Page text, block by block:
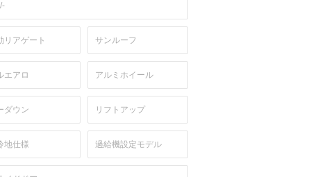
リアゲート サンルーフ
エアロ アルミホイール
ダウン リフトアップ
地仕様 過給機設定モデル